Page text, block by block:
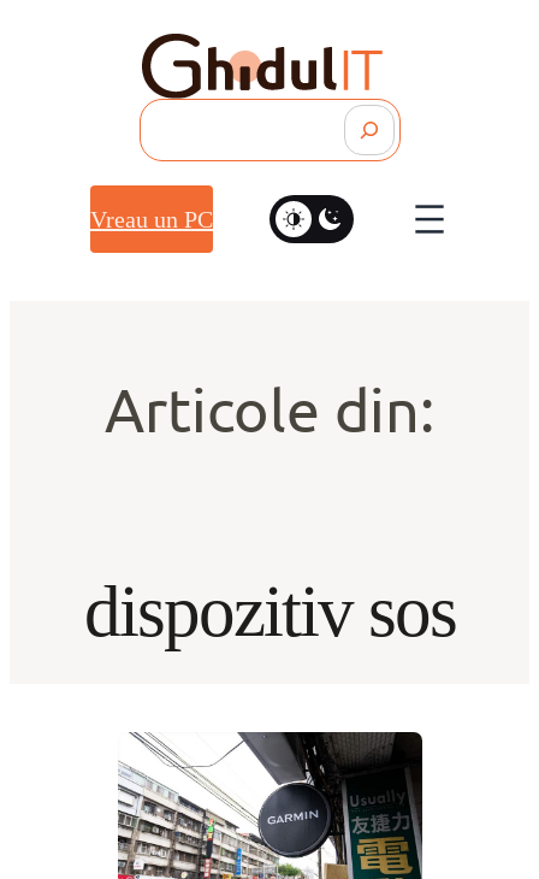
Vreau un PC
Articole din:
dispozitiv sos